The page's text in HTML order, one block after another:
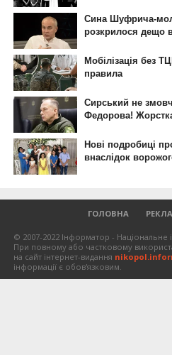
ГОЛОВНА
© 2007-2022 Інформатор - Національне
При повному або частковому
на сайт інтернет-видання
інформації є обов'язковим.